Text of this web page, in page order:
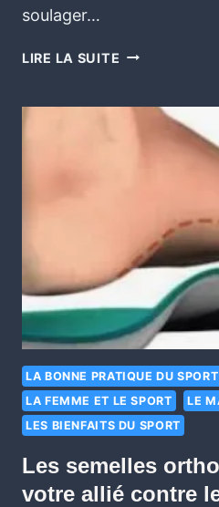
soulager…
LIRE LA SUITE
LA BONNE PRATIQUE DU
LA FEMME ET LE SPORT
LE
LES BIENFAITS DU SPORT
Les semelles
votre allié contre